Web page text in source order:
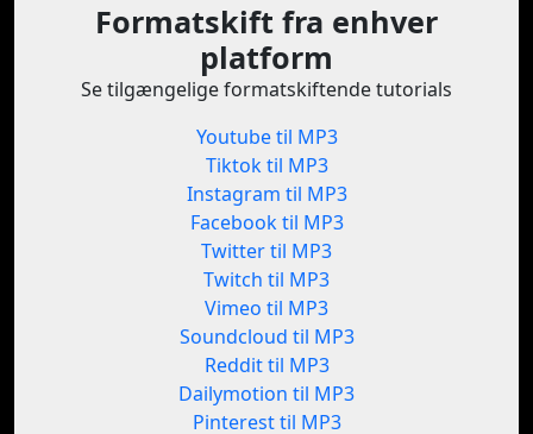
Formatskift fra enhver
platform
Se tilgængelige formatskiftende tutorials
Youtube til MP3
Tiktok til MP3
Instagram til MP3
Facebook til MP3
Twitter til MP3
Twitch til MP3
Vimeo til MP3
Soundcloud til MP3
Reddit til MP3
Dailymotion til MP3
Pinterest til MP3